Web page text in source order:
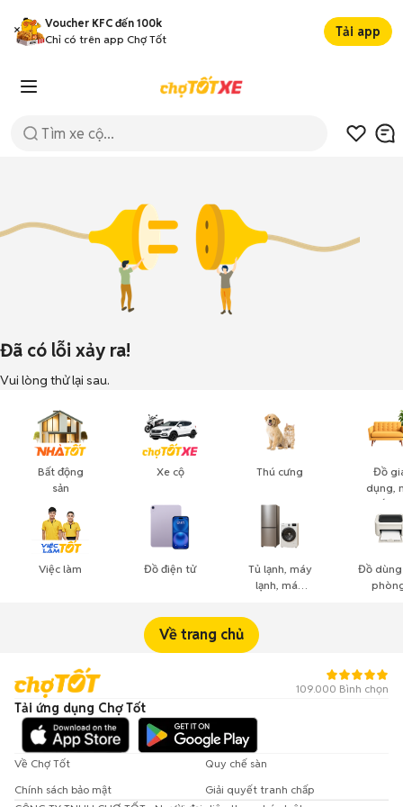
Voucher KFC đến 100k
Chỉ có trên app Chợ Tốt
Tải app
Đã có lỗi xảy ra!
Vui lòng thử lại sau.
Bất động
sản
Việc làm
Xe cộ
Đồ điện tử
Thú cưng
Tủ lạnh, máy
lạnh, máy
Đồ
dụng,
thất,
cảnh
Đồ dùng
Về trang chủ
109.000 Bình chọn
Tải ứng dụng Chợ Tốt
Về Chợ Tốt
Quy chế sàn
Chính sách bảo mật
Giải quyết tranh chấp